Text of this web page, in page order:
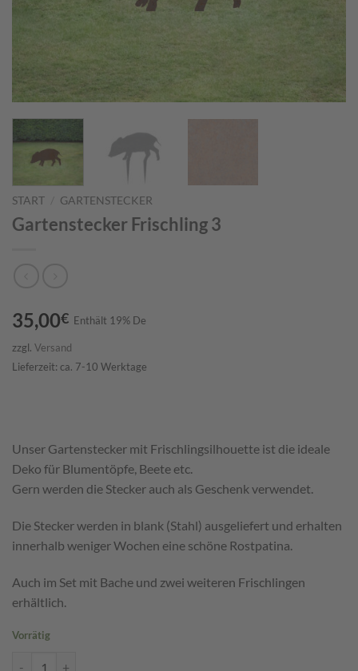
START GARTENSTECKER
Gartenstecker Frischling 3
35,00€ Enthält 19% De
zzgl. Versand
Lieferzeit: ca. 7-10 Werktage
Unser Gartenstecker mit Frischlingsilhouette ist die ideale
Deko für Blumentöpfe, Beete etc.
Gern werden die Stecker auch als Geschenk verwendet.
Die Stecker werden in blank (Stahl) ausgeliefert und erhalten
innerhalb weniger Wochen eine schöne Rostpatina.
Auch im Set mit Bache und zwei weiteren Frischlingen
erhältlich.
Vorrätig